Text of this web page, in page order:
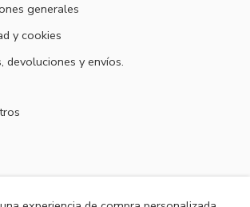
generales
y cookies
devoluciones y envíos.